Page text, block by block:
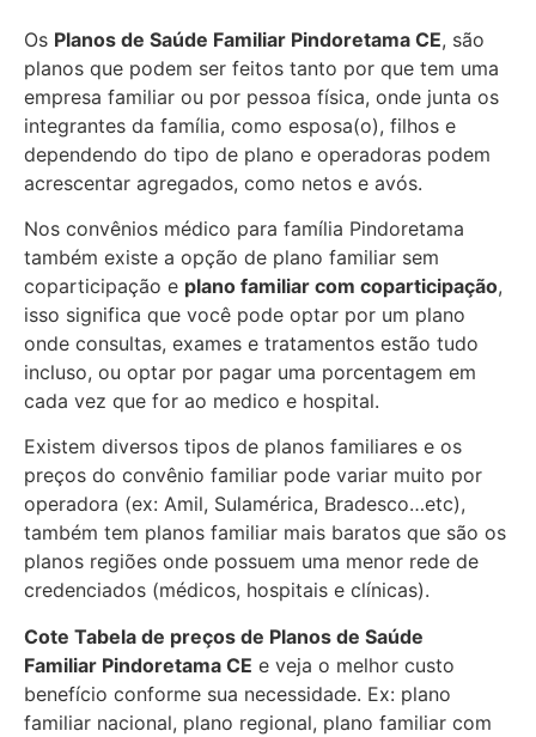
Os Planos de Saúde Familiar Pindoretama CE, são
planos que podem ser feitos tanto por que tem uma
empresa familiar ou por pessoa física, onde junta os
integrantes da família, como esposa(o), filhos e
dependendo do tipo de plano e operadoras podem
acrescentar agregados, como netos e avós.
Nos convênios médico para família Pindoretama
também existe a opção de plano familiar sem
coparticipação e plano familiar com coparticipação,
isso significa que você pode optar por um plano
onde consultas, exames e tratamentos estão tudo
incluso, ou optar por pagar uma porcentagem em
cada vez que for ao medico e hospital.
Existem diversos tipos de planos familiares e os
preços do convênio familiar pode variar muito por
operadora (ex: Amil, Sulamérica, Bradesco…etc),
também tem planos familiar mais baratos que são os
planos regiões onde possuem uma menor rede de
credenciados (médicos, hospitais e clínicas).
Cote Tabela de preços de Planos de Saúde
Familiar Pindoretama CE e veja o melhor custo
benefício conforme sua necessidade. Ex: plano
familiar nacional, plano regional, plano familiar com